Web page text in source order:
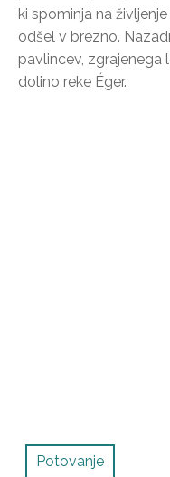
ki spominja na
odšel v brezno.
pavlincev, zgrajenega
dolino reke Éger.
Potovanje